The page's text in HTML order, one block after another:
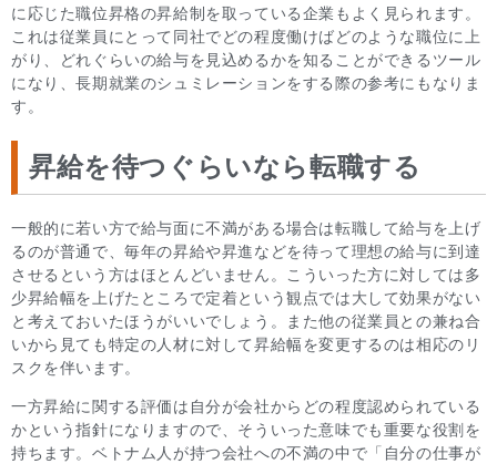
に応じた職位昇格の昇給制を取っている企業もよく見られます。
これは従業員にとって同社でどの程度働けばどのような職位に上
がり、どれぐらいの給与を見込めるかを知ることができるツール
になり、長期就業のシュミレーションをする際の参考にもなりま
す。
昇給を待つぐらいなら転職する
一般的に若い方で給与面に不満がある場合は転職して給与を上げ
るのが普通で、毎年の昇給や昇進などを待って理想の給与に到達
させるという方はほとんどいません。こういった方に対しては多
少昇給幅を上げたところで定着という観点では大して効果がない
と考えておいたほうがいいでしょう。また他の従業員との兼ね合
いから見ても特定の人材に対して昇給幅を変更するのは相応のリ
スクを伴います。
一方昇給に関する評価は自分が会社からどの程度認められている
かという指針になりますので、そういった意味でも重要な役割を
持ちます。ベトナム人が持つ会社への不満の中で「自分の仕事が